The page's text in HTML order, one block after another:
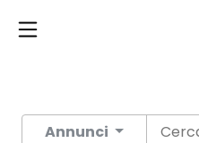
Annunci